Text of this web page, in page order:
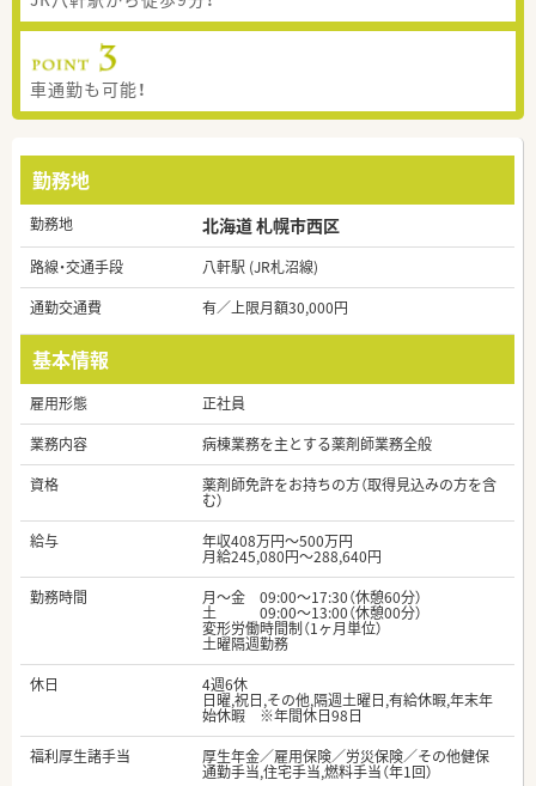
車通勤も可能！
勤務地
勤務地 北海道 札幌市西区
路線・交通手段
八軒駅 (JR札沼線)
通勤交通費
有／上限月額30,000円
基本情報
雇用形態
正社員
業務内容
病棟業務を主とする薬剤師業務全般
資格
薬剤師免許をお持ちの方（取得見込みの方を含
む）
給与
年収408万円～500万円
月給245,080円～288,640円
勤務時間
月～金 09:00～17:30（休憩60分）
土 09:00～13:00（休憩00分）
変形労働時間制（1ヶ月単位）
土曜隔週勤務
休日
4週6休
日曜,祝日,その他,隔週土曜日,有給休暇,年末年
始休暇 ※年間休日98日
福利厚生諸手当
厚生年金／雇用保険／労災保険／その他健保
通勤手当,住宅手当,燃料手当（年1回）